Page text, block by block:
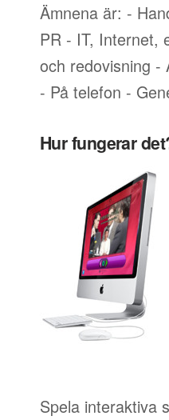
Ämnena är: -
PR - IT, Internet,
och redovisning -
- På telefon -
Hur fungerar
Spela interaktiva